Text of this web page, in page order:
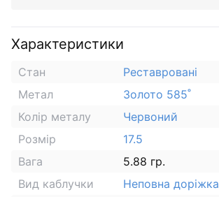
Характеристики
Стан
Реставровані
Метал
Золото 585˚
Колір металу
Червоний
Розмір
17.5
Вага
5.88 гр.
Вид каблучки
Неповна доріжка